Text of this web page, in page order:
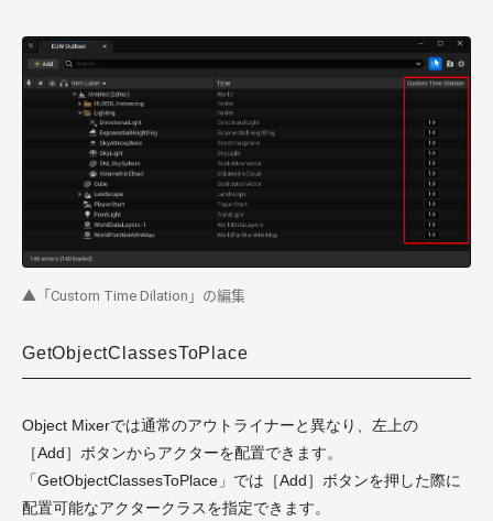
▲「Custom Time Dilation」の編集
GetObjectClassesToPlace
Object Mixerでは通常のアウトライナーと異なり、左上の
［Add］ボタンからアクターを配置できます。
「GetObjectClassesToPlace」では［Add］ボタンを押した際に
配置可能なアクタークラスを指定できます。